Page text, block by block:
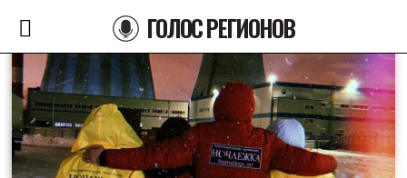
ГОЛОС РЕГИОНОВ